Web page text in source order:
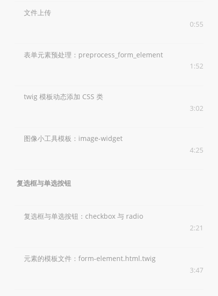
文件上传
0:55
表单元素预处理：preprocess_form_element
1:52
twig 模板动态添加 CSS 类
3:02
图像小工具模板：image-widget
4:25
复选框与单选按钮
复选框与单选按钮：checkbox 与 radio
2:21
元素的模板文件：form-element.html.twig
3:47